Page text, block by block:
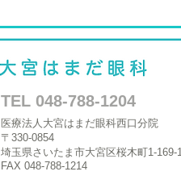
TEL 048-788-1204
医療法人大宮はまだ眼科西口分院
〒330-0854
埼玉県さいたま市大宮区桜木町1-169-1
FAX 048-788-1214